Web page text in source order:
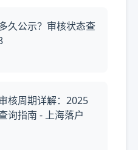
久公示？审核状态查
核周期详解：2025
询指南 - 上海落户